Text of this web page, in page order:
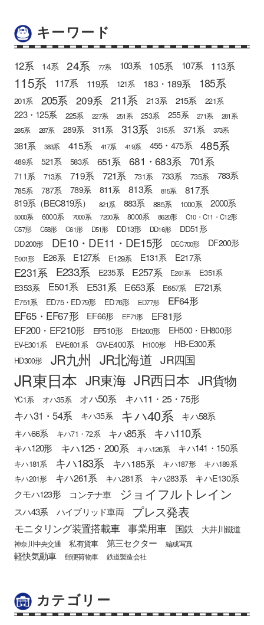
キーワード
12系 14系 24系 77系 103系 105系 107系 113系
115系 117系 119系 121系 183・189系 185系
201系 205系 209系 211系 213系 215系 221系
223・125系 225系 227系 251系 253系 255系 271系
281系
285系
287系 289系 311系 313系 315系 371系 373系
381系 383系 415系 417系 419系 455・475系 485系
489系 521系 583系 651系 681・683系 701系
711系 713系 719系 721系 731系 733系 735系 783系
785系 787系 789系 811系 813系 815系 817系
819系（BEC819系） 821系 883系 885系 1000系 2000系
5000系 6000系 7000系 7200系 8000系 8620形
C10・C11・C12形
C57形
C58形 C61形 D51形 DD13形 DD16形 DD51形
DD200形 DE10・DE11・DE15形 DEC700形 DF200形
E001形 E26系 E127系 E129系 E131系 E217系
E231系 E233系 E235系 E257系 E261系 E351系
E353系 E501系 E531系 E653系 E657系 E721系
E751系 ED75・ED79形 ED76形 ED77形 EF64形
EF65・EF67形 EF66形 EF71形
EF81形
EF200・EF210形
EF510形 EH200形 EH500・EH800形
EV-E301系 EV-E801系 GV-E400系 H100形 HB-E300系
HD300形 JR九州 JR北海道 JR四国
JR東日本 JR東海 JR西日本 JR貨物
YC1系 オハ35系 オハ50系 キハ11・25・75形
キハ31・54系 キハ35系 キハ40系 キハ58系
キハ66系 キハ71・72系 キハ85系 キハ110系
キハ120形 キハ125・200系 キハ126系 キハ141・150系
キハ181系 キハ183系 キハ185系 キハ187形
キハ189系
キハ201形
キハ261系 キハ281系 キハ283系
キハE130系
クモハ123形
コンテナ車 ジョイフルトレイン
スハ43系 ハイブリッド車両 プレス発表
モニタリング装置搭載車 事業用車 国鉄 大井川鐵道
神奈川中央交通 私有貨車 第三セクター 編成写真
軽快気動車 郵便荷物車 鉄道製造会社
カテゴリー